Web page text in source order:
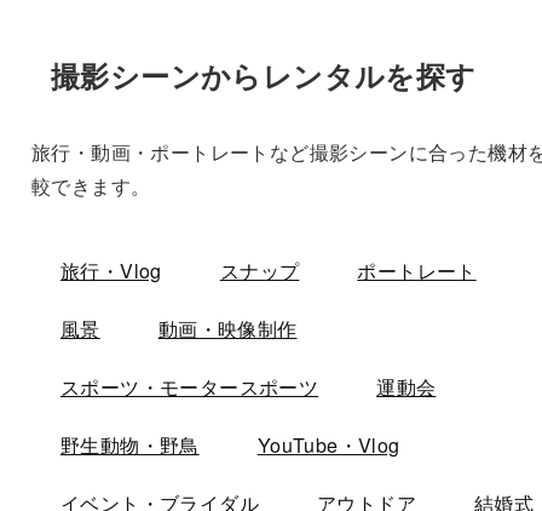
撮影シーンからレンタルを探す
旅行・動画・ポートレートなど撮影シーンに合った機材
較できます。
旅行・Vlog スナップ ポートレート
風景 動画・映像制作
スポーツ・モータースポーツ 運動会
野生動物・野鳥 YouTube・Vlog
イベント・ブライダル アウトドア 結婚式